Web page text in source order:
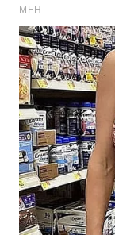
WAHANA
KONSUMEN
WAHANA
LISTRIK
WAHANA
TRAVEL
WAHANA
TV